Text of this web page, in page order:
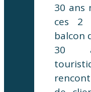
30 ans
ces 2
balcon
30